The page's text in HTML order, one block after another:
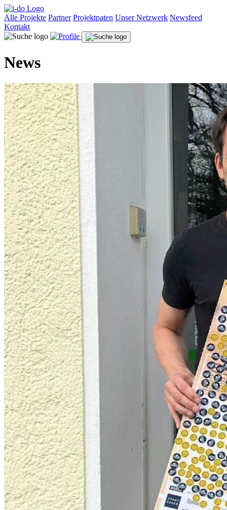
Alle Projekte Partner Projektpaten Unser Netzwerk Newsfeed
Kontakt
News